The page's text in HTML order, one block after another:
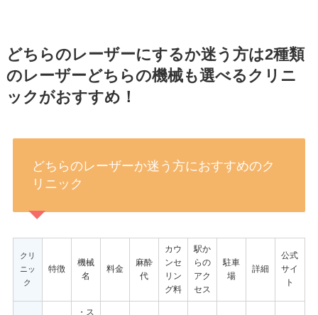
どちらのレーザーにするか迷う方は2種類
のレーザーどちらの機械も選べるクリニ
ックがおすすめ！
どちらのレーザーか迷う方におすすめのク
リニック
クリ
ニッ
ク
特徴
機械
名
料金
麻酔
代
カウ
ンセ
リン
グ料
駅か
らの
アク
セス
駐車
場
詳細
公式
サイ
ト
・ス